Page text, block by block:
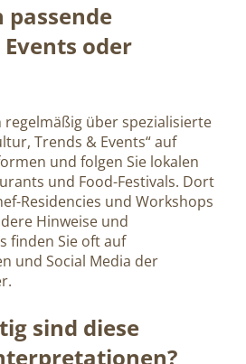
passende
oder
regelmäßig über spezialisierte
Trends & Events“ auf
und folgen Sie lokalen
und Food-Festivals. Dort
Residencies und Workshops
Hinweise und
finden Sie oft auf
und Social Media der
sind diese